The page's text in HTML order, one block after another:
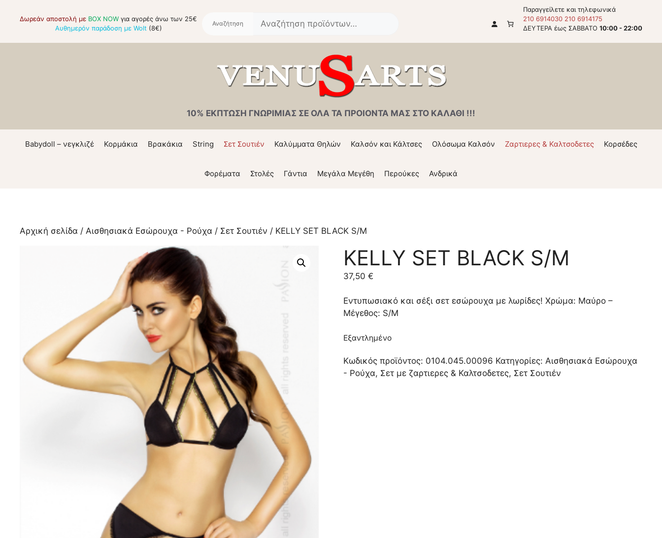
Δωρεάν αποστολή με BOX NOW για αγορές άνω των 25€
Αυθημερόν παράδοση με Wolt(8€)
Παραγγείλετε και τηλεφωνικά
210 6914030 210 6914175
ΔΕΥΤΕΡΑ έως ΣΑΒΒΑΤΟ 10:00 - 22:00
10% ΕΚΠΤΩΣΗ ΓΝΩΡΙΜΙΑΣ ΣΕ ΟΛΑ ΤΑ ΠΡΟΙΟΝΤΑ ΜΑΣ ΣΤΟ ΚΑΛΑΘΙ !!!
Babydoll – νεγκλιζέ Κορμάκια Βρακάκια String Σετ Σουτιέν Καλύμματα Θηλών Καλσόν και Κάλτσες Ολόσωμα Καλσόν Ζαρτιερες & Καλτσοδετες Κορσέδες
Φορέματα Στολές Γάντια Μεγάλα Μεγέθη Περούκες Ανδρικά
Αρχική σελίδα / Αισθησιακά Εσώρουχα - Ρούχα / Σετ Σουτιέν / KELLY SET BLACK S/M
KELLY SET BLACK S/M
37,50€
Εντυπωσιακό και σέξι σετ εσώρουχα με λωρίδες! Χρώμα: Μαύρο –
Μέγεθος: S/M
Εξαντλημένο
Κωδικός προϊόντος: 0104.045.00096 Κατηγορίες: Αισθησιακά Εσώρουχα
- Ρούχα, Σετ με ζαρτιερες & Καλτσοδετες, Σετ Σουτιέν